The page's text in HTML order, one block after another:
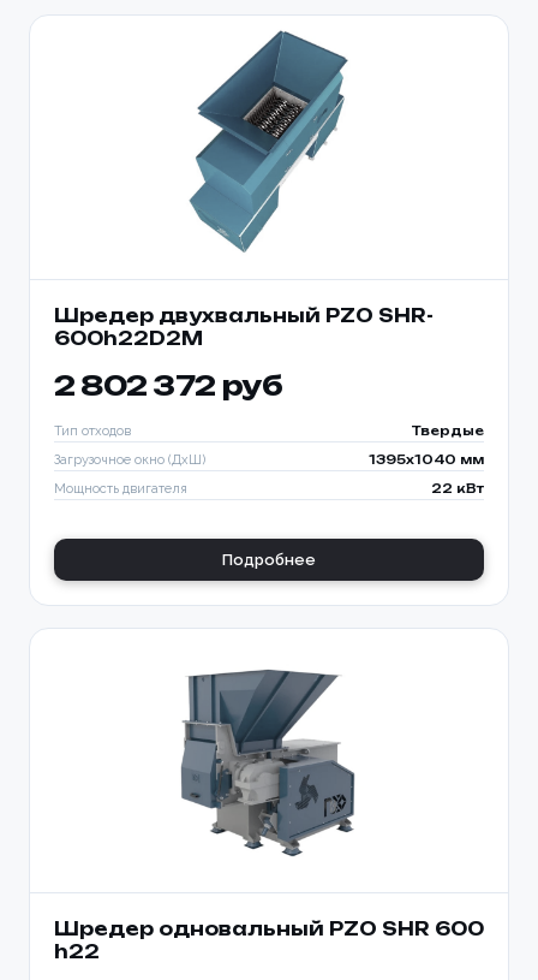
Шредер двухвальный PZO SHR-
600h22D2M
2 802 372 руб
Тип отходов Твердые
Загрузочное окно (ДхШ) 1395x1040 мм
Мощность двигателя 22 кВт
Подробнее
Шредер одновальный PZO SHR 600
h22